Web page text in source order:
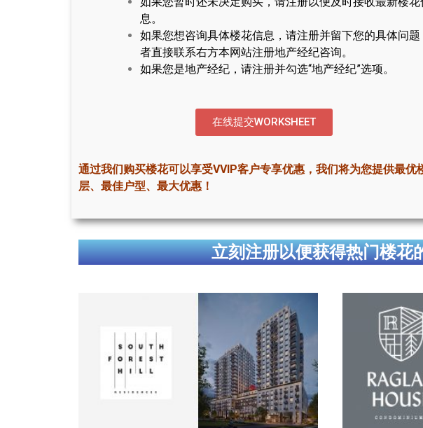
息。
如果您想咨询具体楼花信息，请注册并留下您的具体问题
者直接联系右方本网站注册地产经纪咨询。
如果您是地产经纪，请注册并勾选“地产经纪”选项。
在线提交WORKSHEET
通过我们购买楼花可以享受VVIP客户专享优惠，我们将为您提供最优
层、最佳户型、最大优惠！
立刻注册以便获得热门楼花